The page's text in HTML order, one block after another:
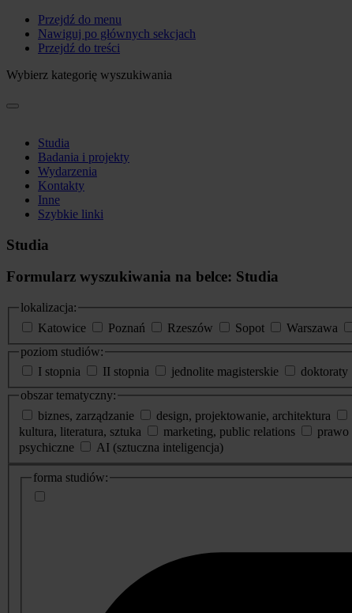
Przejdź do menu
Nawiguj po głównych sekcjach
Przejdź do treści
Wybierz kategorię wyszukiwania
Studia
Badania i projekty
Wydarzenia
Kontakty
Inne
Szybkie linki
Studia
Formularz wyszukiwania na belce: Studia
lokalizacja:
Katowice
Poznań Rzeszów Sopot Warszawa
poziom studiów:
I stopnia
II stopnia jednolite magisterskie doktoraty
obszar tematyczny:
biznes, zarządzanie
design, projektowanie, architektura
kultura, literatura, sztuka
marketing, public relations prawo
psychiczne
AI (sztuczna inteligencja)
dodatkowe
informacje
forma studiów: